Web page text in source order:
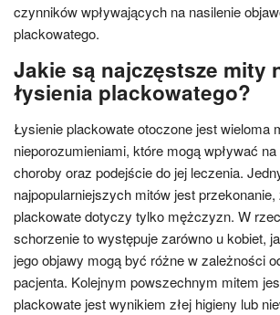
czynników wpływających na nasilenie
plackowatego.
Jakie są najczęstsze mity
łysienia plackowatego?
Łysienie plackowate otoczone jest wieloma
nieporozumieniami, które mogą wpływać
choroby oraz podejście do jej leczenia.
najpopularniejszych mitów jest przekonanie,
plackowate dotyczy tylko mężczyzn. W
schorzenie to występuje zarówno u kobiet,
jego objawy mogą być różne w zależności
pacjenta. Kolejnym powszechnym mitem
plackowate jest wynikiem złej higieny lub